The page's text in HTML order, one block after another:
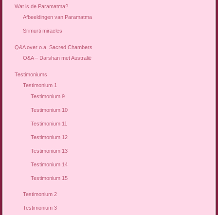
Wat is de Paramatma?
Afbeeldingen van Paramatma
Srimurti miracles
Q&A over o.a. Sacred Chambers
O&A – Darshan met Australië
Testimoniums
Testimonium 1
Testimonium 9
Testimonium 10
Testimonium 11
Testimonium 12
Testimonium 13
Testimonium 14
Testimonium 15
Testimonium 2
Testimonium 3